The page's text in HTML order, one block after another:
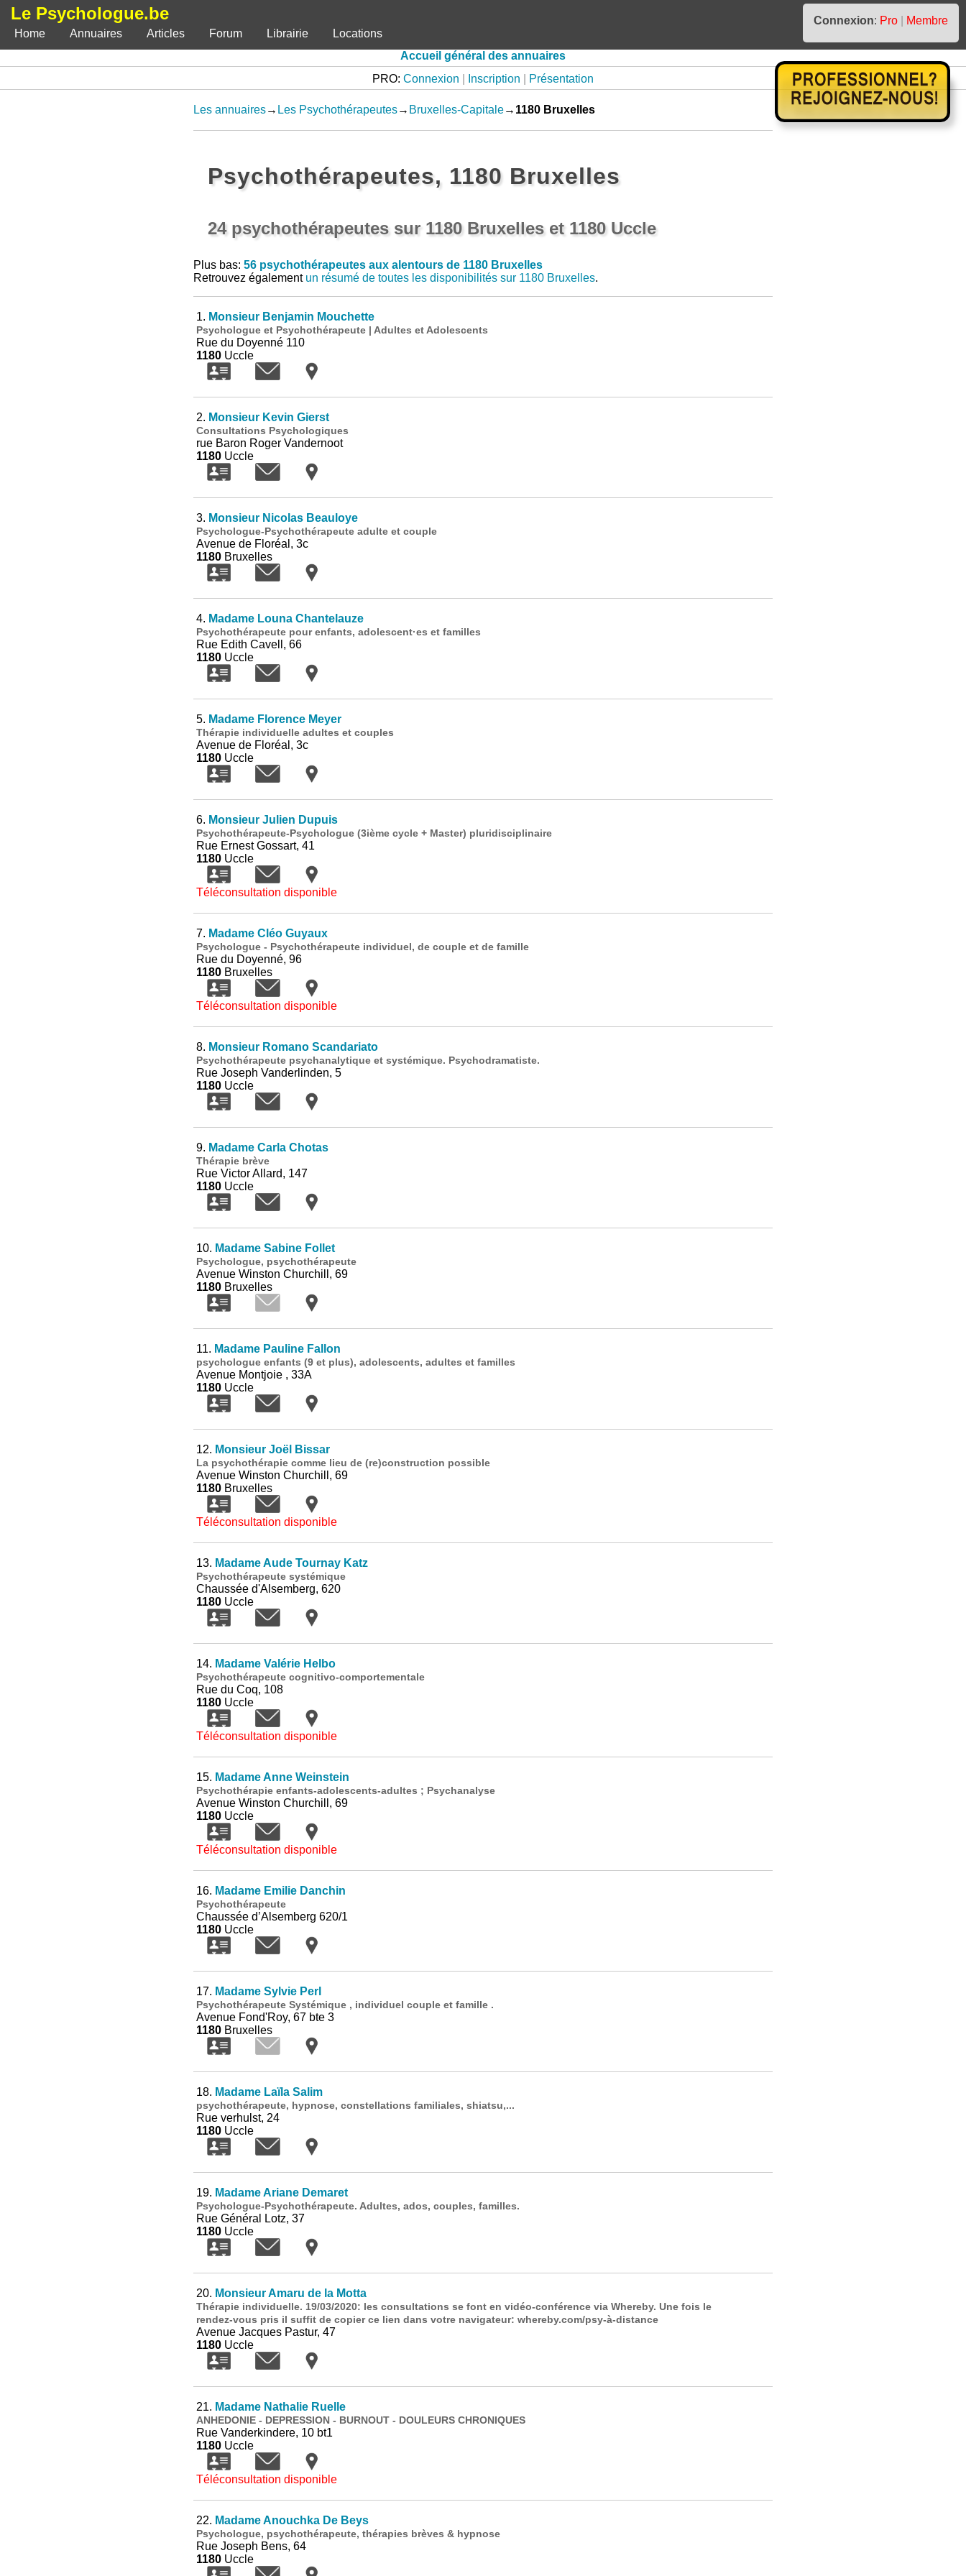
Le Psychologue.be Connexion: Pro
Membre
Home
Annuaires Articles Forum Librairie
Locations
Accueil général des annuaires
PRO: Connexion Inscription Présentation
Les annuaires→ Les Psychothérapeutes→ Bruxelles-Capitale→ 1180 Bruxelles
Psychothérapeutes, 1180 Bruxelles
24 psychothérapeutes sur 1180 Bruxelles et 1180 Uccle
Plus bas: 56 psychothérapeutes aux alentours de 1180 Bruxelles
Retrouvez également un résumé de toutes les disponibilités sur 1180 Bruxelles.
1. Monsieur Benjamin Mouchette
Psychologue et Psychothérapeute | Adultes et Adolescents
Rue du Doyenné 110
1180Uccle
2. Monsieur Kevin Gierst
Consultations Psychologiques
rue Baron Roger Vandernoot
1180Uccle
3. Monsieur Nicolas Beauloye
Psychologue-Psychothérapeute adulte et couple
Avenue de Floréal, 3c
1180Bruxelles
4. Madame Louna Chantelauze
Psychothérapeute pour enfants, adolescent·es et familles
Rue Edith Cavell, 66
1180Uccle
5. Madame Florence Meyer
Thérapie individuelle adultes et couples
Avenue de Floréal, 3c
1180Uccle
6. Monsieur Julien Dupuis
Psychothérapeute-Psychologue (3ième cycle + Master) pluridisciplinaire
Rue Ernest Gossart, 41
1180Uccle
Téléconsultation disponible
7. Madame Cléo Guyaux
Psychologue - Psychothérapeute individuel, de couple et de famille
Rue du Doyenné, 96
1180Bruxelles
Téléconsultation disponible
8. Monsieur Romano Scandariato
Psychothérapeute psychanalytique et systémique. Psychodramatiste.
Rue Joseph Vanderlinden, 5
1180Uccle
9. Madame Carla Chotas
Thérapie brève
Rue Victor Allard, 147
1180Uccle
10. Madame Sabine Follet
Psychologue, psychothérapeute
Avenue Winston Churchill, 69
1180Bruxelles
11. Madame Pauline Fallon
psychologue enfants (9 et plus), adolescents, adultes et familles
Avenue Montjoie , 33A
1180Uccle
12. Monsieur Joël Bissar
La psychothérapie comme lieu de (re)construction possible
Avenue Winston Churchill, 69
1180Bruxelles
Téléconsultation disponible
13. Madame Aude Tournay Katz
Psychothérapeute systémique
Chaussée d'Alsemberg, 620
1180Uccle
14. Madame Valérie Helbo
Psychothérapeute cognitivo-comportementale
Rue du Coq, 108
1180Uccle
Téléconsultation disponible
15. Madame Anne Weinstein
Psychothérapie enfants-adolescents-adultes ; Psychanalyse
Avenue Winston Churchill, 69
1180Uccle
Téléconsultation disponible
16. Madame Emilie Danchin
Psychothérapeute
Chaussée d’Alsemberg 620/1
1180Uccle
17. Madame Sylvie Perl
Psychothérapeute Systémique , individuel couple et famille .
Avenue Fond'Roy, 67 bte 3
1180Bruxelles
18. Madame Laïla Salim
psychothérapeute, hypnose, constellations familiales, shiatsu,...
Rue verhulst, 24
1180Uccle
19. Madame Ariane Demaret
Psychologue-Psychothérapeute. Adultes, ados, couples, familles.
Rue Général Lotz, 37
1180Uccle
20. Monsieur Amaru de la Motta
Thérapie individuelle. 19/03/2020: les consultations se font en vidéo-conférence via Whereby. Une fois le
rendez-vous pris il suffit de copier ce lien dans votre navigateur: whereby.com/psy-à-distance
Avenue Jacques Pastur, 47
1180Uccle
21. Madame Nathalie Ruelle
ANHEDONIE - DEPRESSION - BURNOUT - DOULEURS CHRONIQUES
Rue Vanderkindere, 10 bt1
1180Uccle
Téléconsultation disponible
22. Madame Anouchka De Beys
Psychologue, psychothérapeute, thérapies brèves & hypnose
Rue Joseph Bens, 64
1180Uccle